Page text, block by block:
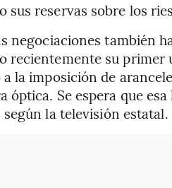
sus reservas sobre los
negociaciones también
recientemente su primer
la imposición de
óptica. Se espera que
la televisión estatal.